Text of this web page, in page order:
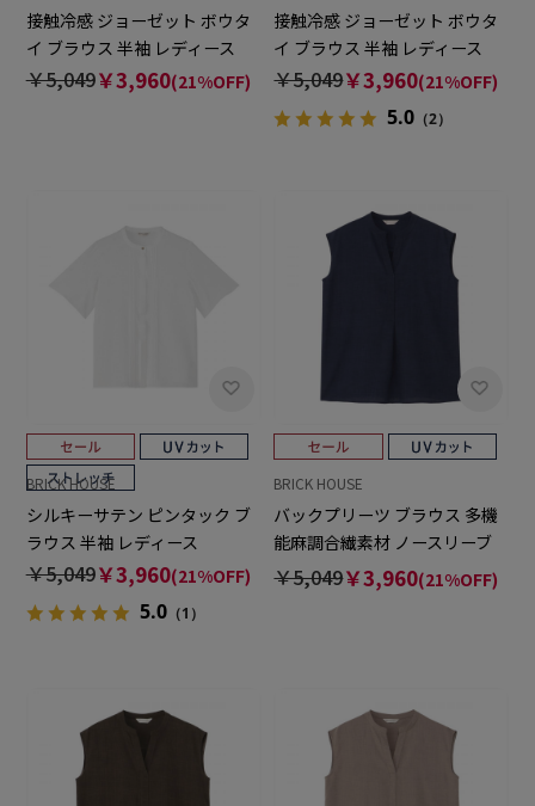
接触冷感 ジョーゼット ボウタ
イ ブラウス 半袖 レディース
￥5,049￥3,960(21%OFF)
接触冷感 ジョーゼット ボウタ
イ ブラウス 半袖 レディース
￥5,049￥3,960(21%OFF)
5.0 （2）
BRICK HOUSE
シルキーサテン ピンタック ブ
ラウス 半袖 レディース
￥5,049￥3,960(21%OFF)
5.0（1）
BRICK HOUSE
バックプリーツ ブラウス 多機
能麻調合繊素材 ノースリーブ
セットアップ可能 レディース
￥5,049￥3,960(21%OFF)